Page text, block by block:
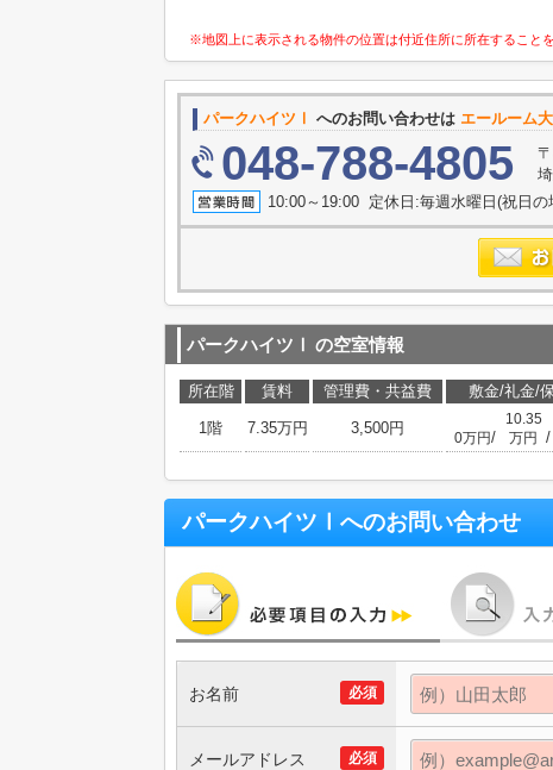
※地図上に表示される物件の位置は付近住所に所在すること
パークハイツⅠ へのお問い合わせは エールーム
048-788-4805
10:00～19:00 定休日:毎週水曜日(祝日の
パークハイツⅠ の空室情報
所在階 賃料 管理費・共益費 敷金/礼金/
1階
7.35万円 3,500円
0万円/
10.35
万円
/
パークハイツⅠ へのお問い合わせ
必須
お名前
必須
メールアドレス